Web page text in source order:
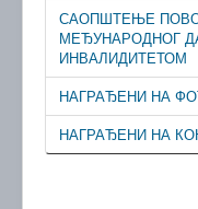
САОПШТЕЊЕ
МЕЂУНАРОДНОГ
ИНВАЛИДИТЕТОМ
НАГРАЂЕНИ НА
НАГРАЂЕНИ НА